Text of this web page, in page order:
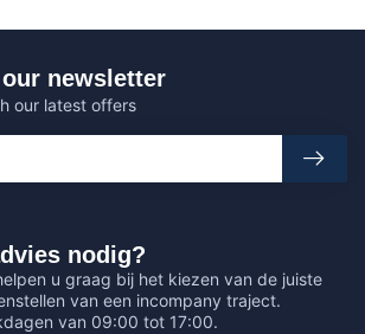
nodig?
u graag bij het kiezen van de juiste
van een incompany traject.
van 09:00 tot 17:00.
newsletter
our latest offers